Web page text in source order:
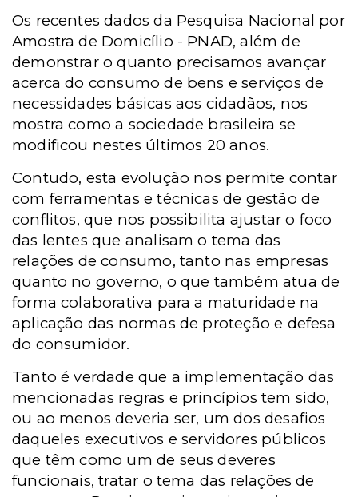
Os recentes dados da Pesquisa Nacional por
Amostra de Domicílio - PNAD, além de
demonstrar o quanto precisamos avançar
acerca do consumo de bens e serviços de
necessidades básicas aos cidadãos, nos
mostra como a sociedade brasileira se
modificou nestes últimos 20 anos.
Contudo, esta evolução nos permite contar
com ferramentas e técnicas de gestão de
conflitos, que nos possibilita ajustar o foco
das lentes que analisam o tema das
relações de consumo, tanto nas empresas
quanto no governo, o que também atua de
forma colaborativa para a maturidade na
aplicação das normas de proteção e defesa
do consumidor.
Tanto é verdade que a implementação das
mencionadas regras e princípios tem sido,
ou ao menos deveria ser, um dos desafios
daqueles executivos e servidores públicos
que têm como um de seus deveres
funcionais, tratar o tema das relações de